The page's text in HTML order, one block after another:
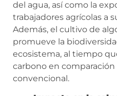
del agua, así como la
trabajadores agrícolas a
Además, el cultivo de
promueve la
ecosistema, al tiempo
carbono en
convencional.